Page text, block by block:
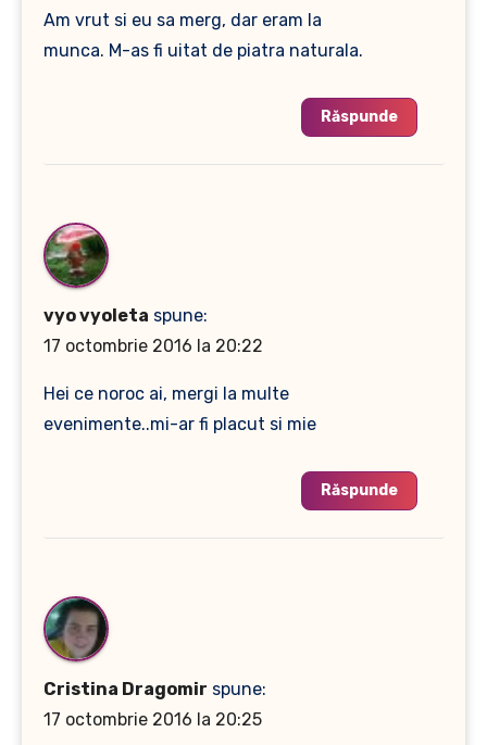
Am vrut si eu sa merg, dar eram la
munca. M-as fi uitat de piatra naturala.
Răspunde
vyo vyoleta spune:
17 octombrie 2016 la 20:22
Hei ce noroc ai, mergi la multe
evenimente..mi-ar fi placut si mie
Răspunde
Cristina Dragomir spune:
17 octombrie 2016 la 20:25